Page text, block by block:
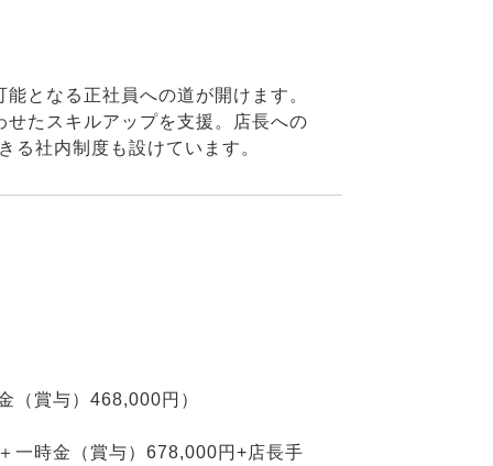
となる正社員への道が開けます。
たスキルアップを支援。店長への
る社内制度も設けています。
（賞与）468,000円）
一時金（賞与）678,000円+店長手